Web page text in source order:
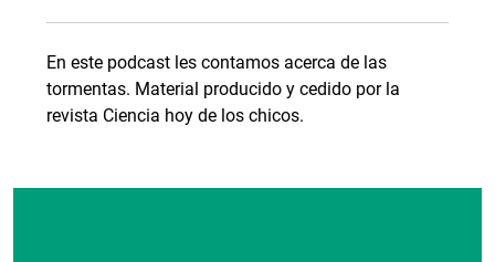
En este podcast les contamos acerca de las
tormentas. Material producido y cedido por la
revista Ciencia hoy de los chicos.